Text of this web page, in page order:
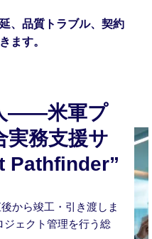
、品質トラブル、契約
ます。
――米軍プ
実務支援サ
Pathfinder”
から竣工・引き渡しま
ジェクト管理を行う総